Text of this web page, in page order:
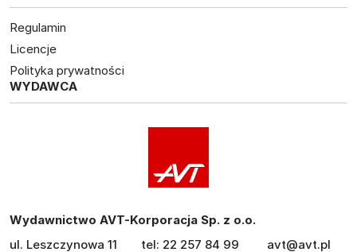
Regulamin
Licencje
Polityka prywatności
WYDAWCA
Wydawnictwo AVT-Korporacja Sp. z o.o.
ul. Leszczynowa 11
tel: 22 257 84 99 avt@avt.pl